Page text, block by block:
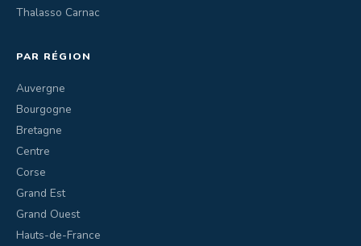
Thalasso Carnac
PAR RÉGION
Auvergne
Bourgogne
Bretagne
Centre
Corse
Grand Est
Grand Ouest
Hauts-de-France